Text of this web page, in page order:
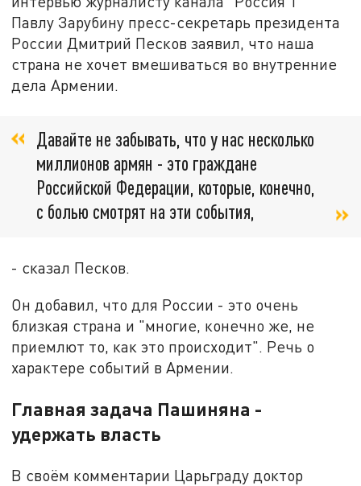
Павлу Зарубину пресс-секретарь президента
России Дмитрий Песков заявил, что наша
страна не хочет вмешиваться во внутренние
дела Армении.
Давайте не забывать, что у нас несколько
миллионов армян - это граждане
Российской Федерации, которые, конечно,
с болью смотрят на эти события,
- сказал Песков.
Он добавил, что для России - это очень
близкая страна и "многие, конечно же, не
приемлют то, как это происходит". Речь о
характере событий в Армении.
Главная задача Пашиняна -
удержать власть
В своём комментарии Царьграду доктор